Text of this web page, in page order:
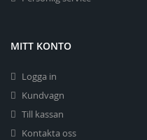
MITT KONTO
Logga in
Kundvagn
Till kassan
Kontakta oss